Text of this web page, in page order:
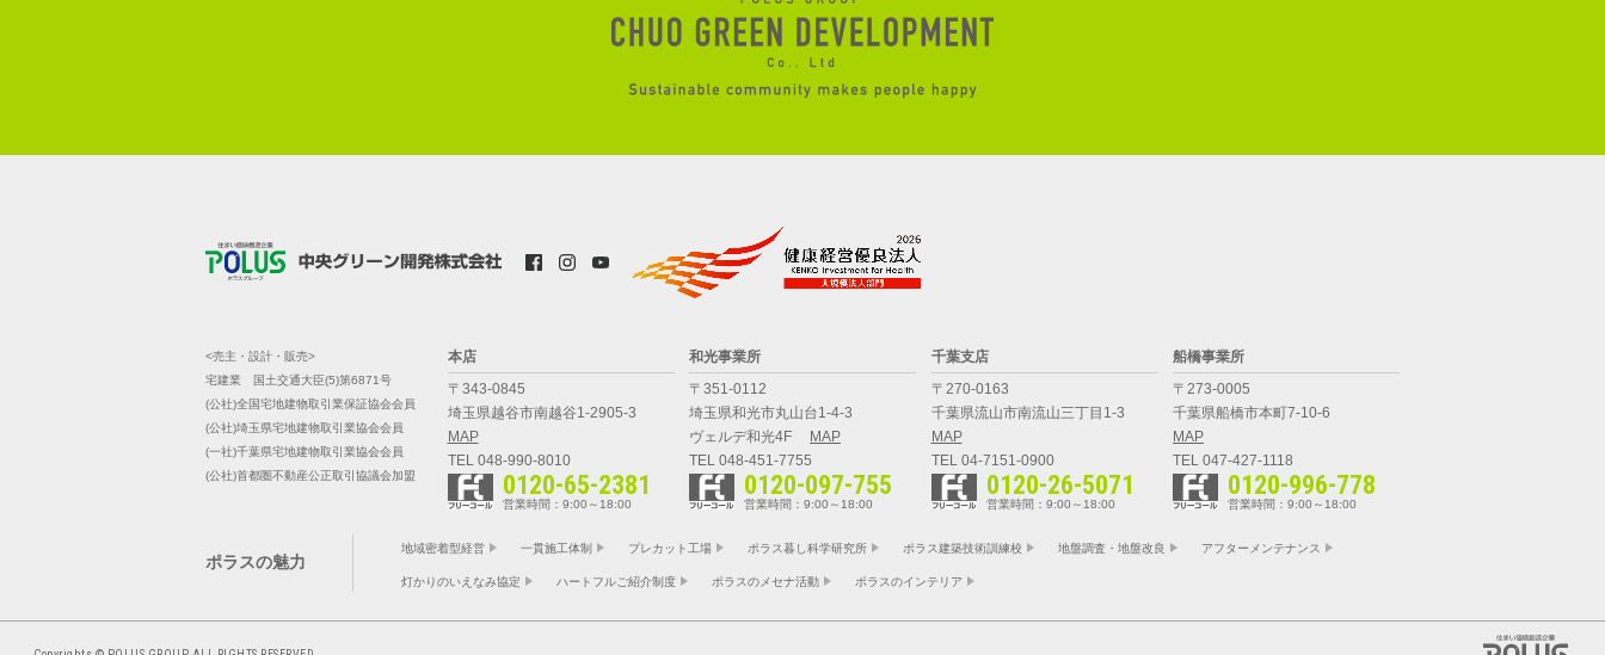
<売主・設計・販売>
宅建業 国土交通大臣(5)第6871号
(公社)全国宅地建物取引業保証協会会員
(公社)埼玉県宅地建物取引業協会会員
(一社)千葉県宅地建物取引業協会会員
(公社)首都圏不動産公正取引協議会加盟
本店
〒343-0845
埼玉県越谷市南越谷1-2905-3
MAP
TEL 048-990-8010
0120-65-2381
営業時間：9:00～18:00
和光事業所
〒351-0112
埼玉県和光市丸山台1-4-3
ヴェルデ和光4F
MAP
TEL 048-451-7755
0120-097-755
営業時間：9:00～18:00
千葉支店
〒270-0163
千葉県流山市南流山三丁目1-3
MAP
TEL 04-7151-0900
0120-26-5071
営業時間：9:00～18:00
船橋事業所
〒273-0005
千葉県船橋市本町7-10-6
MAP
TEL 047-427-1118
0120-996-778
営業時間：9:00～18:00
ポラスの魅力
地域密着型経営 一貫施工体制 プレカット工場 ポラス暮し科学研究所 ポラス建築技術訓練校 地盤調査・地盤改良 アフターメンテナンス
灯かりのいえなみ協定 ハートフルご紹介制度 ポラスのメセナ活動 ポラスのインテリア